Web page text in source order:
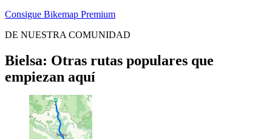
Consigue Bikemap Premium
DE NUESTRA COMUNIDAD
Bielsa: Otras rutas populares que
empiezan aquí